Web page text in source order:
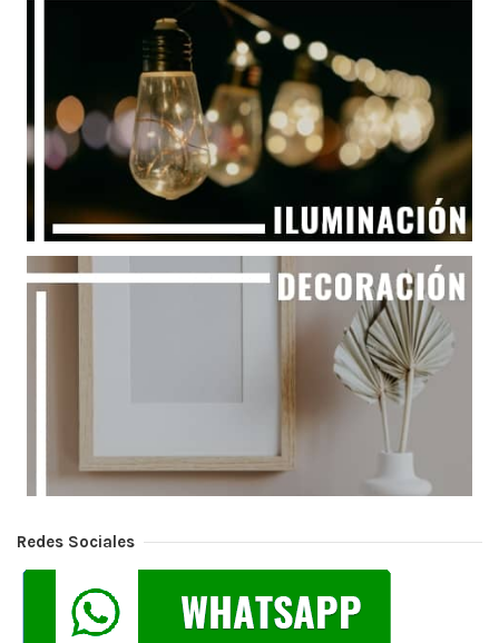
Redes Sociales